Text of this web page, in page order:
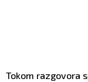
Tokom razgovora